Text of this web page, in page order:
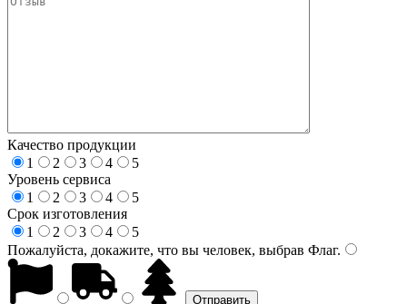
Качество продукции
1
2 3 4
5
Уровень сервиса
1
2 3 4
5
Срок изготовления
1
2 3 4
5
Пожалуйста, докажите, что вы человек, выбрав Флаг.